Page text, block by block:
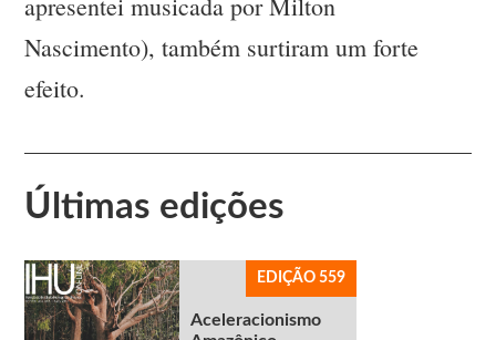
apresentei musicada por Milton
Nascimento), também surtiram um forte
efeito.
Últimas edições
EDIÇÃO 559
Aceleracionismo